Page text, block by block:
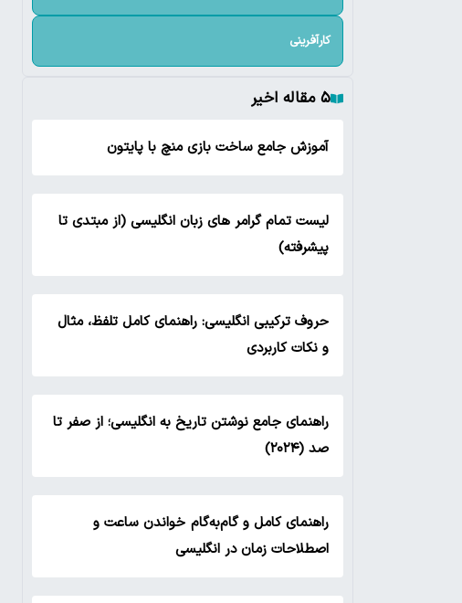
کارآفرینی
۵ مقاله اخیر
آموزش جامع ساخت بازی منچ با پایتون
لیست تمام گرامر های زبان انگلیسی (از مبتدی تا
پیشرفته)
حروف ترکیبی انگلیسی: راهنمای کامل تلفظ، مثال
و نکات کاربردی
راهنمای جامع نوشتن تاریخ به انگلیسی؛ از صفر تا
صد (۲۰۲۴)
راهنمای کامل و گام‌به‌گام خواندن ساعت و
اصطلاحات زمان در انگلیسی